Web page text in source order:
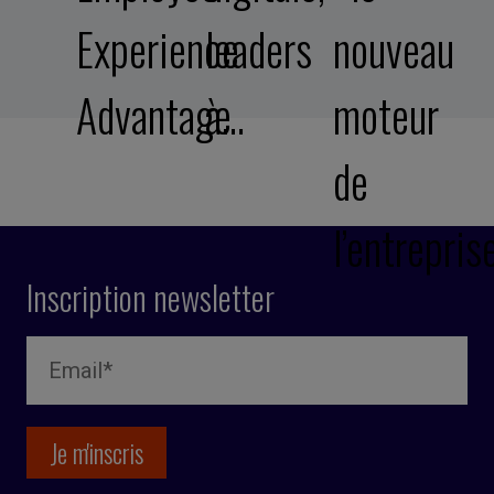
Experience
Advantage
leaders
à…
nouveau
moteur
de
Inscription newsletter